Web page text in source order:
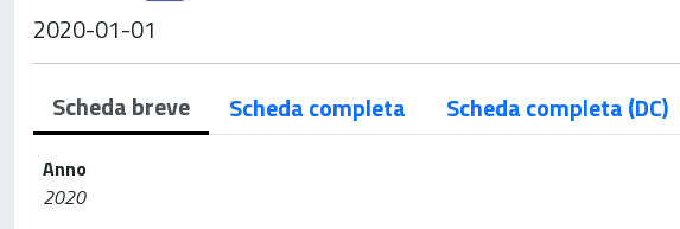
2020-01-01
Scheda breve Scheda completa Scheda completa (DC)
Anno
2020